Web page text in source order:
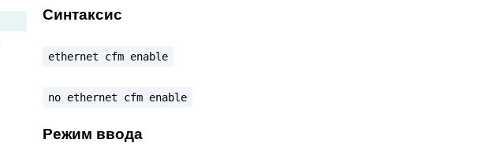
Синтаксис
ethernet cfm enable
no ethernet cfm enable
Режим ввода